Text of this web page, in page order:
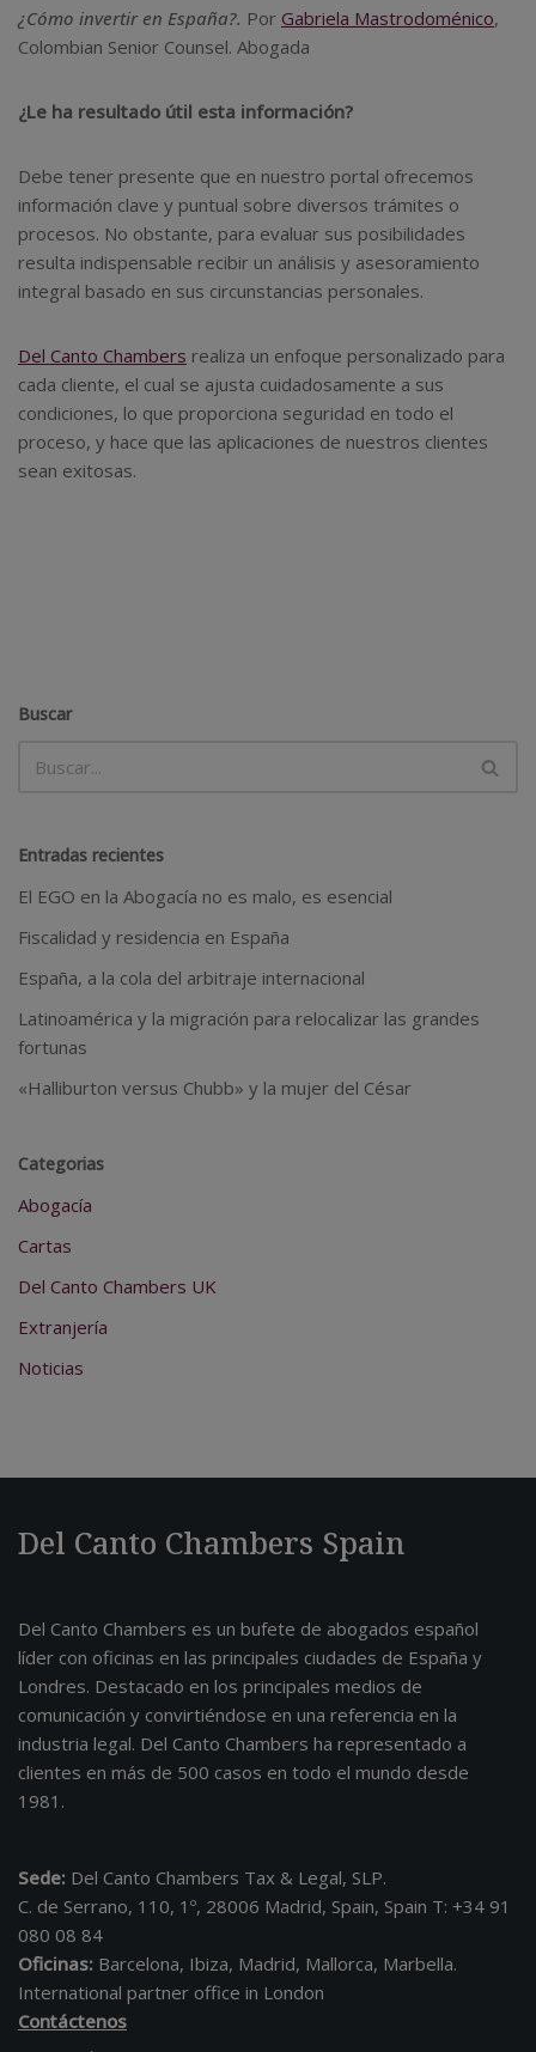
¿Cómo invertir en España?. Por Gabriela Mastrodoménico,
Colombian Senior Counsel. Abogada
¿Le ha resultado útil esta información?
Debe tener presente que en nuestro portal ofrecemos
información clave y puntual sobre diversos trámites o
procesos. No obstante, para evaluar sus posibilidades
resulta indispensable recibir un análisis y asesoramiento
integral basado en sus circunstancias personales.
Del Canto Chambers realiza un enfoque personalizado para
cada cliente, el cual se ajusta cuidadosamente a sus
condiciones, lo que proporciona seguridad en todo el
proceso, y hace que las aplicaciones de nuestros clientes
sean exitosas.
Buscar
Entradas recientes
El EGO en la Abogacía no es malo, es esencial
Fiscalidad y residencia en España
España, a la cola del arbitraje internacional
Latinoamérica y la migración para relocalizar las grandes
fortunas
«Halliburton versus Chubb» y la mujer del César
Categorias
Abogacía
Cartas
Del Canto Chambers UK
Extranjería
Noticias
Del Canto Chambers Spain
Del Canto Chambers es un bufete de abogados español
líder con oficinas en las principales ciudades de España y
Londres. Destacado en los principales medios de
comunicación y convirtiéndose en una referencia en la
industria legal. Del Canto Chambers ha representado a
clientes en más de 500 casos en todo el mundo desde
1981.
Sede: Del Canto Chambers Tax & Legal, SLP.
C. de Serrano, 110, 1º, 28006 Madrid, Spain, Spain T: +34 91
080 08 84
Oficinas: Barcelona, Ibiza, Madrid, Mallorca, Marbella.
International partner office in London
Contáctenos